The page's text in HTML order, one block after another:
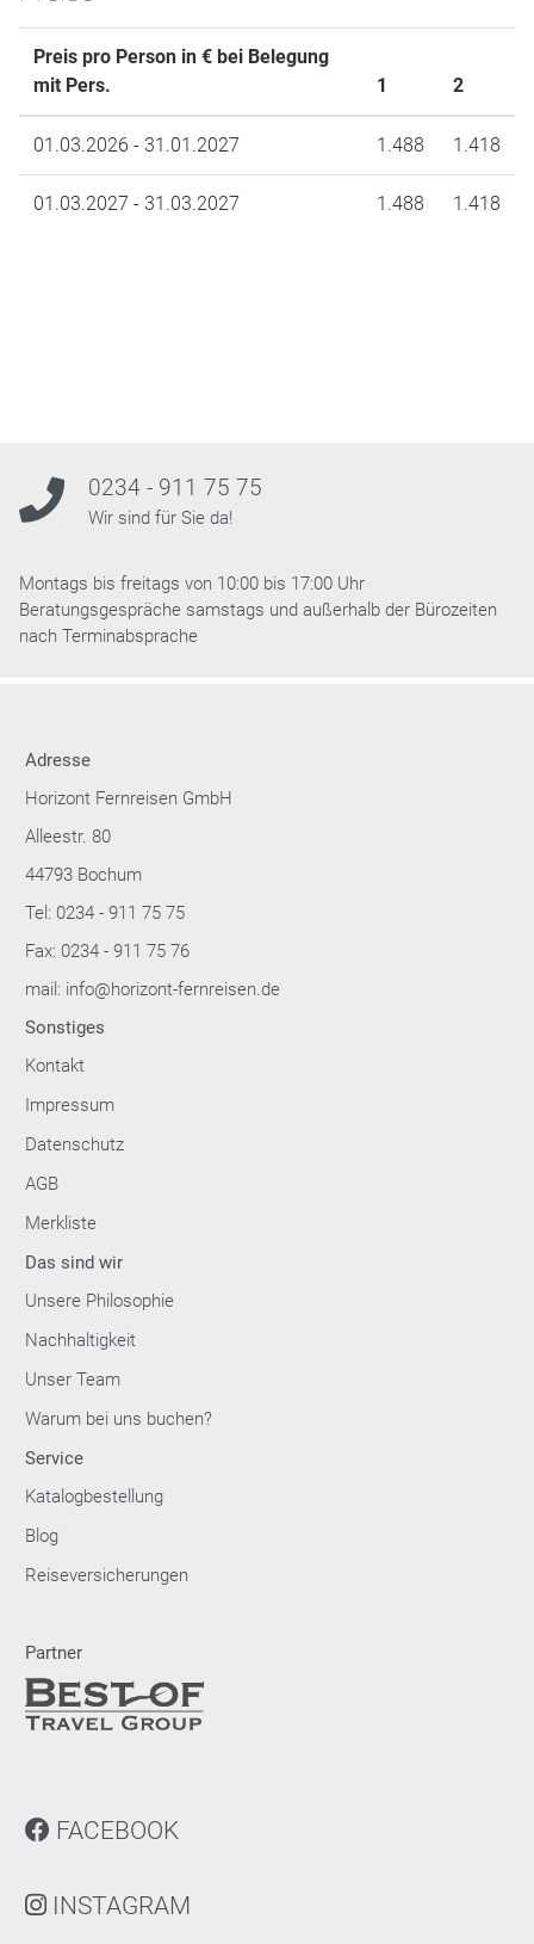
Preis pro Person in € bei Belegung
mit Pers.
1 2
01.03.2026 - 31.01.2027 1.488 1.418
01.03.2027 - 31.03.2027 1.488 1.418
0234 - 911 75 75
Wir sind für Sie da!
Montags bis freitags von 10:00 bis 17:00 Uhr
Beratungsgespräche samstags und außerhalb der Bürozeiten
nach Terminabsprache
Adresse
Horizont Fernreisen GmbH
Alleestr. 80
44793 Bochum
Tel: 0234 - 911 75 75
Fax: 0234 - 911 75 76
mail: info@horizont-fernreisen.de
Sonstiges
Kontakt
Impressum
Datenschutz
AGB
Merkliste
Das sind wir
Unsere Philosophie
Nachhaltigkeit
Unser Team
Warum bei uns buchen?
Service
Katalogbestellung
Blog
Reiseversicherungen
Partner
FACEBOOK
INSTAGRAM